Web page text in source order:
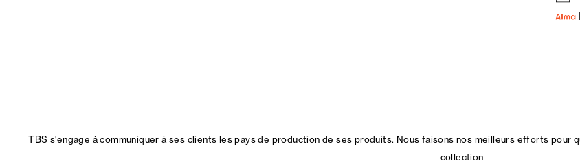
TBS s'engage à communiquer à ses clients les pays de production de ses produits. Nous faisons nos meilleurs efforts
collection